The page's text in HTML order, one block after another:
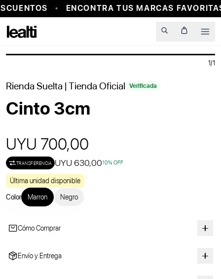
ENCONTRA TUS MARCAS
PROBADOR VIRTUAL
1/1
Rienda Suelta | Tienda Oficial Verificada
Cinto 3cm
UYU 700,00
TRANSFERENCIA UYU 630,0010% OFF
Última unidad disponible
Color Marron Negro
Cómo Comprar
Envío y Entrega